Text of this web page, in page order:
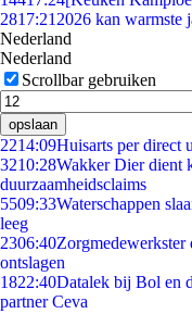
2817:21 2026 kan warmste
Nederland
Nederland
Scrollbar gebruiken
opslaan
2214:09Huisarts per direct
3210:28Wakker Dier dient
duurzaamheidsclaims
5509:33Waterschappen
leeg
2306:40Zorgmedewerkster
ontslagen
1822:40Datalek bij Bol en
partner Ceva